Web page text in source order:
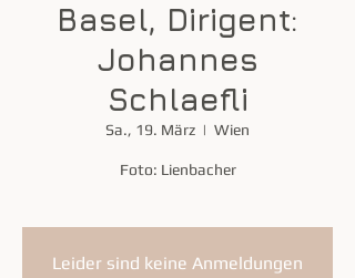
Basel, Dirigent:
Johannes
Schlaefli
Sa., 19. März
  |
Wien
Foto: Lienbacher
Leider sind keine Anmeldungen